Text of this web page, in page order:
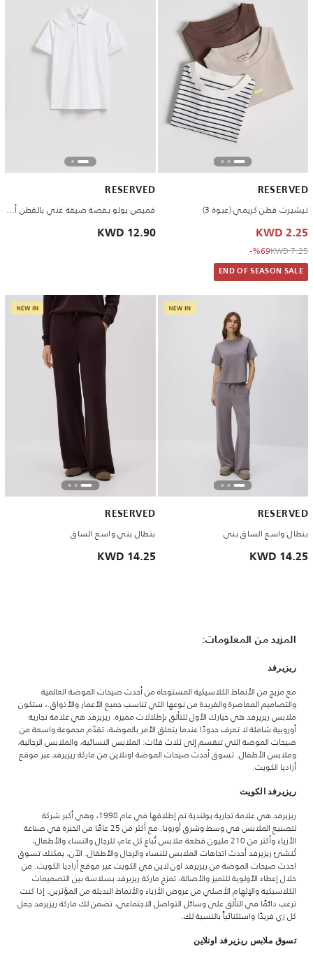
RESERVED
تيشيرت قطن كريمي (عبوة 3)
2.25 KWD
Price reduced from
7.25 KWD
to 2.25 KWD
%69-
END OF SEASON SALE
RESERVED
قميص بولو بقصة ضيقة غني بالقطن أبيض
12.90 KWD
RESERVED
بنطال واسع الساق بني
14.25 KWD
RESERVED
بنطال بني واسع الساق
14.25 KWD
المزيد من المعلومات:
ريزيرفد
مع مزيج من الأنماط الكلاسيكية المستوحاة من أحدث صيحات الموضة العالمية
والتصاميم المعاصرة والفريدة من نوعها التي تناسب جميع الأعمار والأذواق.، ستكون
ملابس ريزيرفد هي خيارك الأول للتألق بإطلالات مميزة. ريزيرفد هي علامة تجارية
أوروبية شاملة لا تعرف حدودًا عندما يتعلق الأمر بالموضة، تقدّم مجموعة واسعة من
صيحات الموضة التي تنقسم إلى ثلاث فئات: الملابس النسائية، والملابس الرجالية،
وملابس الأطفال. تسوق أحدث صيحات الموضة اونلاين من ماركة ريزيرفد عبر موقع
أزاديا الكويت.
ريزيرفد الكويت
ريزيرفد هي علامة تجارية بولندية تم إطلاقها في عام 1998، وهي أكبر شركة
لتصنيع الملابس في وسط وشرق أوروبا. مع أكثر من 25 عامًا من الخبرة في صناعة
الأزياء وأكثر من 210 مليون قطعة ملابس تُباع كل عام، للرجال والنساء والأطفال،
تُنشئ ريزيرفد أحدث اتجاهات الملابس للنساء والرجال والأطفال. الآن، يمكنك تسوق
احدث صيحات الموضة من ريزيرفد اون لاين في الكويت عبر موقع أزاديا الكويت. من
خلال إعطاء الأولوية للتميز والأصالة، تمزج ماركة ريزيرفد بسلاسة بين التصميمات
الكلاسيكية والإلهام الأصلي من عروض الأزياء والأنماط البديلة من المؤثرين. إذا كنت
ترغب دائمًا في التألق على وسائل التواصل الاجتماعي، تضمن لك ماركة ريزيرفد جعل
كل زي فريدًا واستثنائياً بالنسبة لك.
تسوق ملابس ريزيرفد اونلاين